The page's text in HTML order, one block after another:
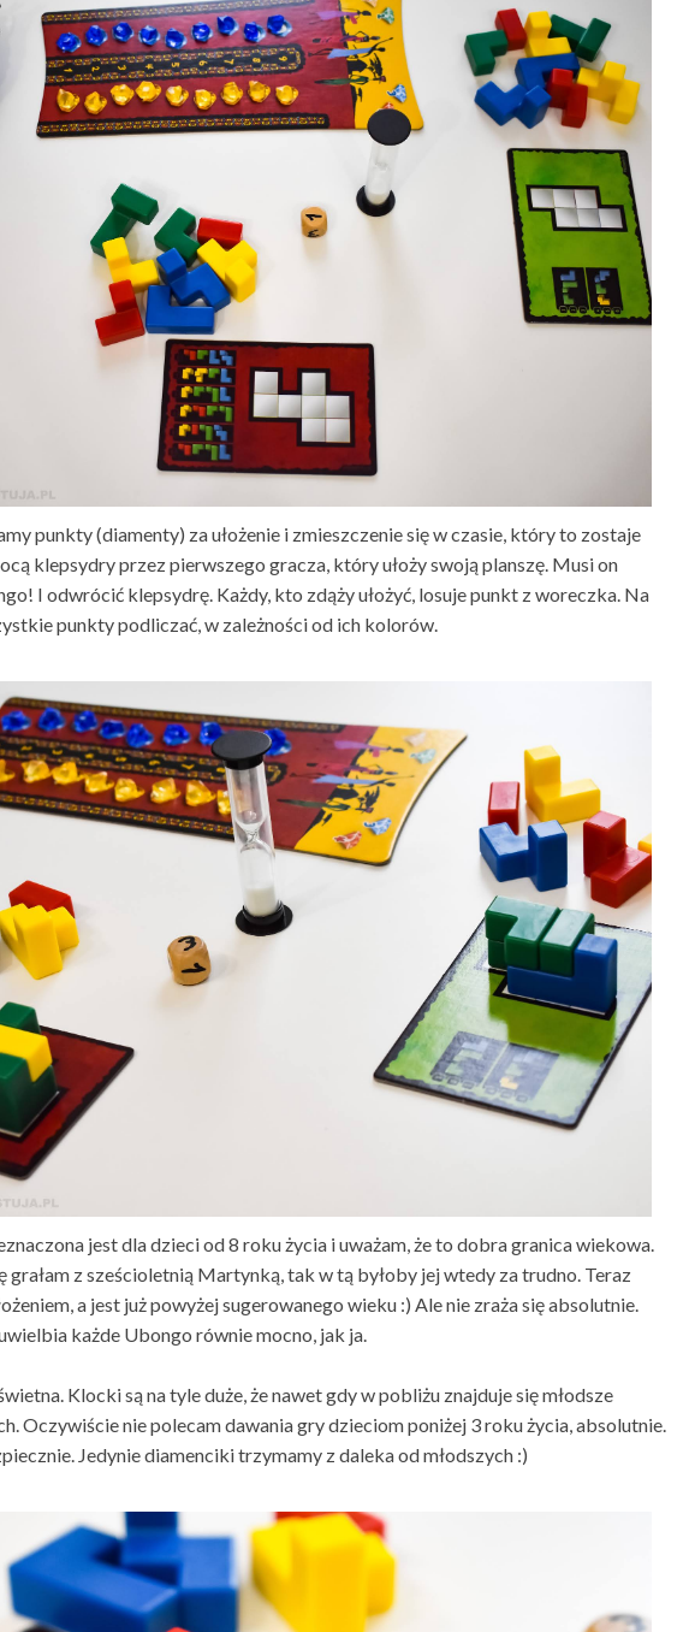
punkty (diamenty) za ułożenie i zmieszczenie się w czasie, który to zostaje
klepsydry przez pierwszego gracza, który ułoży swoją planszę. Musi on
I odwrócić klepsydrę. Każdy, kto zdąży ułożyć, losuje punkt z woreczka. Na
punkty podliczać, w zależności od ich kolorów.
jest dla dzieci od 8 roku życia i uważam, że to dobra granica wiekowa.
grałam z sześcioletnią Martynką, tak w tą byłoby jej wtedy za trudno. Teraz
a jest już powyżej sugerowanego wieku :) Ale nie zraża się absolutnie.
każde Ubongo równie mocno, jak ja.
Klocki są na tyle duże, że nawet gdy w pobliżu znajduje się młodsze
Oczywiście nie polecam dawania gry dzieciom poniżej 3 roku życia, absolutnie.
Jedynie diamenciki trzymamy z daleka od młodszych :)